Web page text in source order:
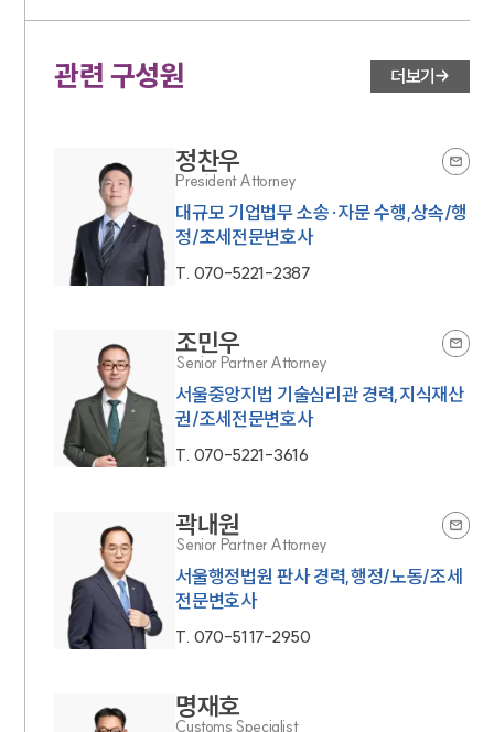
관련 구성원 더보기
정찬우
President Attorney
대규모 기업법무 소송·자문 수행,상속/행
정/조세전문변호사
T. 070-5221-2387
조민우
Senior Partner Attorney
서울중앙지법 기술심리관 경력,지식재산
권/조세전문변호사
T. 070-5221-3616
곽내원
Senior Partner Attorney
서울행정법원 판사 경력,행정/노동/조세
전문변호사
T. 070-5117-2950
명재호
Customs Specialist